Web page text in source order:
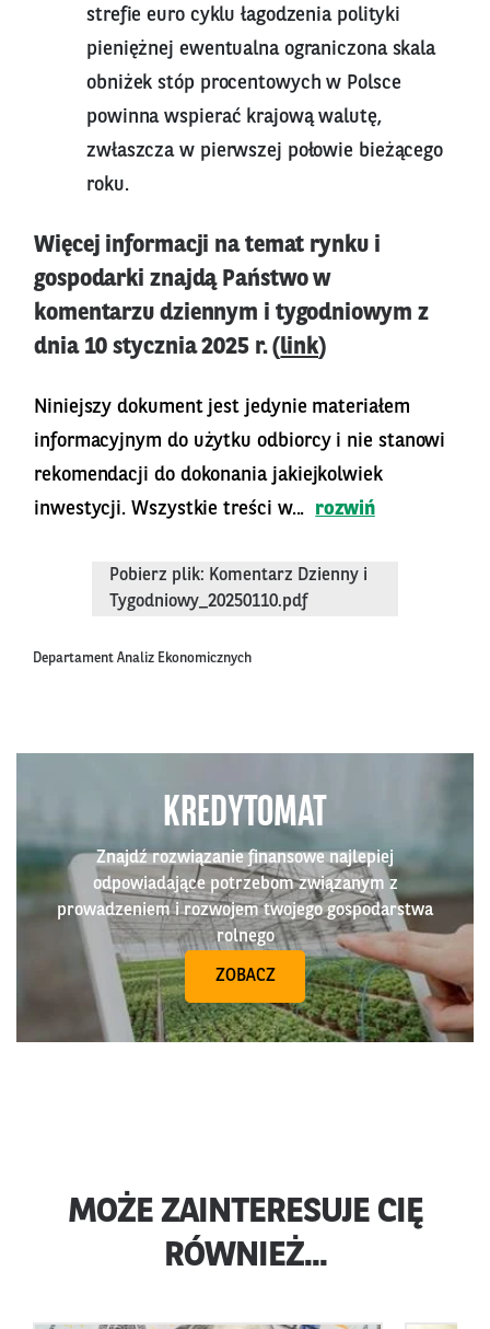
strefie euro cyklu łagodzenia polityki
pieniężnej ewentualna ograniczona skala
obniżek stóp procentowych w Polsce
powinna wspierać krajową walutę,
zwłaszcza w pierwszej połowie bieżącego
roku.
Więcej informacji na temat rynku i
gospodarki znajdą Państwo w
komentarzu dziennym i tygodniowym z
dnia 10 stycznia 2025 r. (link)
Niniejszy dokument jest jedynie materiałem
informacyjnym do użytku odbiorcy i nie stanowi
rekomendacji do dokonania jakiejkolwiek
inwestycji. Wszystkie treści w...
rozwiń
Pobierz plik: Komentarz Dzienny i
Tygodniowy_20250110.pdf
Departament Analiz Ekonomicznych
KREDYTOMAT
Znajdź rozwiązanie finansowe najlepiej
odpowiadające potrzebom związanym z
prowadzeniem i rozwojem twojego gospodarstwa
rolnego
ZOBACZ
MOŻE ZAINTERESUJE CIĘ
RÓWNIEŻ...